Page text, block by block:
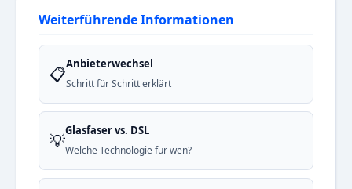
Weiterführende Informationen
📋Anbieterwechsel
Schritt für Schritt erklärt
💡Glasfaser vs. DSL
Welche Technologie für wen?